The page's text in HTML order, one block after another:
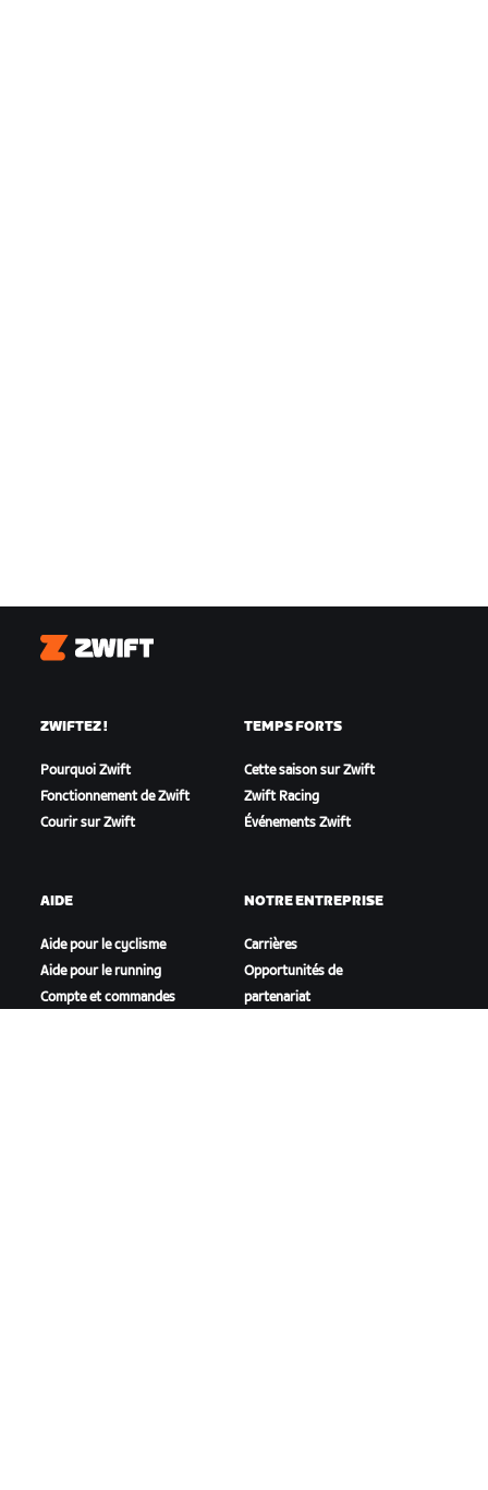
Zwift
ZWIFTEZ !
Pourquoi Zwift
Fonctionnement de Zwift
Courir sur Zwift
TEMPS FORTS
Cette saison sur Zwift
Zwift Racing
Événements Zwift
AIDE
Aide pour le cyclisme
Aide pour le running
Compte et commandes
NOTRE ENTREPRISE
Carrières
Opportunités de
partenariat